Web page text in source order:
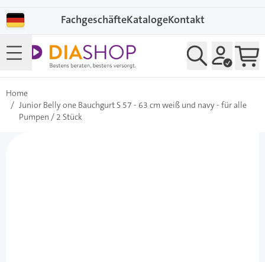
FachgeschäfteKatalogeKontakt
Home
/ Junior Belly one Bauchgurt S 57 - 63 cm weiß und navy - für alle
Pumpen / 2 Stück